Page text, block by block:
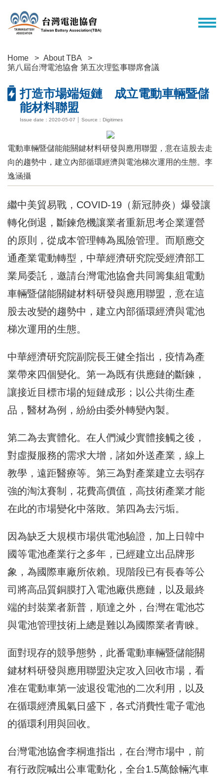
Home
About TBA
第八屆台灣電池協會 第五次理監事聯席會議
打造市場端短鏈 成立電動車輛暨儲
能材料聯盟
Issue date：2020-05-07 │ Source：Digitimes
電動車輛暨儲能能關鍵材料研發與應用聯盟，意在這股去走
向的趨勢中，建立內部循環經濟與電池梯次運用的生態。李
逸涵攝
繼中美貿易戰，COVID-19（新冠肺炎）爆發讓
轉化倒退，斷鍊危機讓業者重新思考企業運營
的原則，從成本管理轉為風險管理。而順應交
通產業電動轉型，中華經濟研究院受經濟部工
業局委託，邀請台灣電池協會共同籌集組電動
車輛暨儲能關鍵材料研發與應用聯盟，意在這
股去改變的趨勢中，建立內部循環經濟與電池
梯次運用的生態。
中華經濟研究院副院長王健全指出，疫情為產
業帶來四個變化。第一為既有供應鏈的斷鍊，
讓接近目標市場的短鏈成形；以公共衛生產
品，醫材為例，紛紛由委外轉變內製。
第二為去實體化。在人們減少實體接觸之後，
對虛擬服務的需求大增，諸如外送產業，線上
教學，遠距醫療等。第三為對產業建立去弱存
強的淘汰賽制，花費高價值，高技術產業才能
在此的市場變化中落敗。第四為去污垢。
因為缺乏大規模市場供電池驗證，加上日韓中
國等電池產業行之多年，已經建立出品牌形
象，為國際車廠所依賴。現階段已有長春等公
司將高品質銅膜打入電池廠供應鏈，以及最終
端的封裝業者新普，順達之外，台灣在電池芯
與電池管理技術上總是難以為國際業者青睞。
面對現存的競爭態勢，此番電動車輛暨儲能關
鍵材料研發與應用聯盟決定攻入回收市場，看
准在電動車第一波退役電池的二次利用，以及
在循環經濟風氣日盛下，各式消費性電子電池
的循環利用與回收。
台灣電池協會李桐進指出，在台灣市場中，前
有行政院喊出公車電動化，全台1.5萬餘輛汽車